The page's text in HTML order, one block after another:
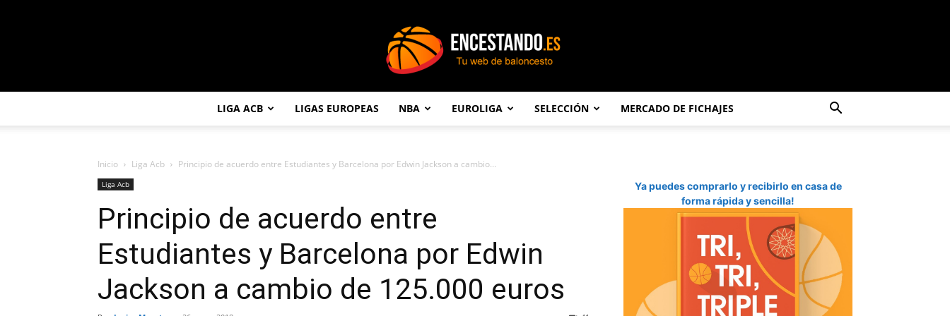
LIGA ACB LIGAS EUROPEAS NBA EUROLIGA SELECCIÓN MERCADO DE FICHAJES
Inicio Liga Acb Principio de acuerdo entre Estudiantes y Barcelona por Edwin Jackson a cambio...
Liga Acb
Principio de acuerdo entre
Estudiantes y Barcelona por Edwin
Jackson a cambio de 125.000 euros
Ya puedes comprarlo y recibirlo en casa de
forma rápida y sencilla!